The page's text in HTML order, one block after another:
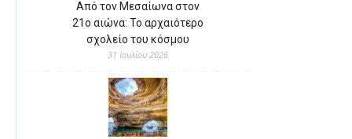
Από τον Μεσαίωνα στον
21ο αιώνα: Το αρχαιότερο
σχολείο του κόσμου
31 Ιουλίου 2026